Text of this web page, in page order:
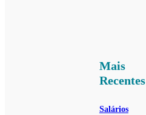
Mais
Recentes
Salários